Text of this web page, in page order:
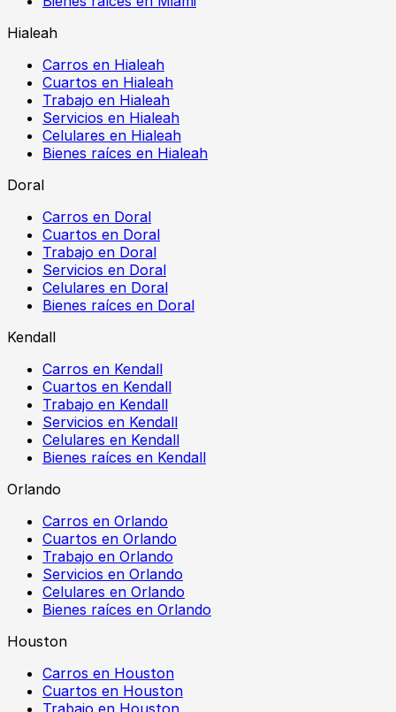
Hialeah
Carros en Hialeah
Cuartos en Hialeah
Trabajo en Hialeah
Servicios en Hialeah
Celulares en Hialeah
Bienes raíces en Hialeah
Doral
Carros en Doral
Cuartos en Doral
Trabajo en Doral
Servicios en Doral
Celulares en Doral
Bienes raíces en Doral
Kendall
Carros en Kendall
Cuartos en Kendall
Trabajo en Kendall
Servicios en Kendall
Celulares en Kendall
Bienes raíces en Kendall
Orlando
Carros en Orlando
Cuartos en Orlando
Trabajo en Orlando
Servicios en Orlando
Celulares en Orlando
Bienes raíces en Orlando
Houston
Carros en Houston
Cuartos en Houston
Trabajo en Houston